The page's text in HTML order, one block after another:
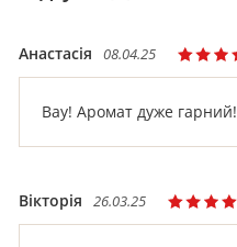
Вау! Аромат дуже гарний!
Анастасія 08.04.25
Вікторія 26.03.25